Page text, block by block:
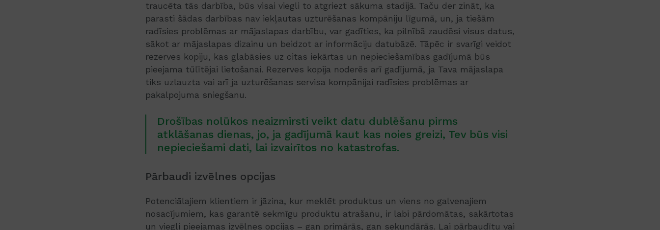
traucēta tās darbība, būs visai viegli to atgriezt sākuma stadijā. Taču der zināt, ka
parasti šādas darbības nav iekļautas uzturēšanas kompāniju līgumā, un, ja tiešām
radīsies problēmas ar mājaslapas darbību, var gadīties, ka pilnībā zaudēsi visus datus,
sākot ar mājaslapas dizainu un beidzot ar informāciju datubāzē. Tāpēc ir svarīgi veidot
rezerves kopiju, kas glabāsies uz citas iekārtas un nepieciešamības gadījumā būs
pieejama tūlītējai lietošanai. Rezerves kopija noderēs arī gadījumā, ja Tava mājaslapa
tiks uzlauzta vai arī ja uzturēšanas servisa kompānijai radīsies problēmas ar
pakalpojuma sniegšanu.
Drošības nolūkos neaizmirsti veikt datu dublēšanu pirms
atklāšanas dienas, jo, ja gadījumā kaut kas noies greizi, Tev būs visi
nepieciešami dati, lai izvairītos no katastrofas.
Pārbaudi izvēlnes opcijas
Potenciālajiem klientiem ir jāzina, kur meklēt produktus un viens no galvenajiem
nosacījumiem, kas garantē sekmīgu produktu atrašanu, ir labi pārdomātas, sakārtotas
un viegli pieejamas izvēlnes opcijas – gan primārās, gan sekundārās. Lai pārbaudītu vai